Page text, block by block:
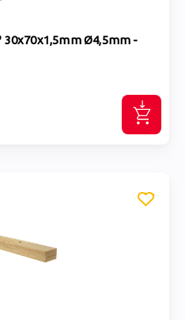
30x70x1,5mm Ø4,5mm -